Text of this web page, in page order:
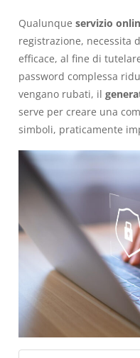
Qualunque servizio
registrazione, necessita
efficace, al fine di
password complessa
vengano rubati, il
serve per creare una
simboli, praticamente